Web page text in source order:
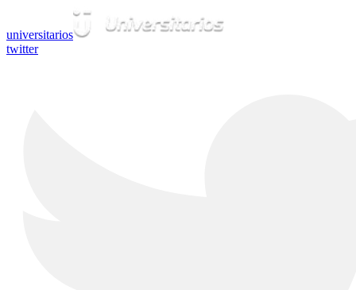
universitarios
twitter